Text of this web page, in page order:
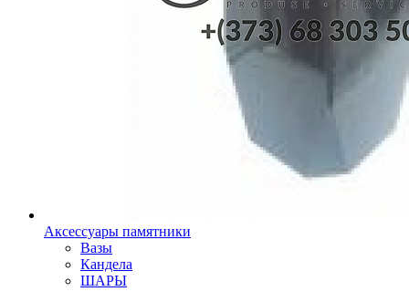
Аксессуары памятники
Вазы
Кандела
ШАРЫ